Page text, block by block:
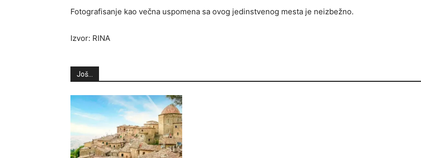
Fotografisanje kao večna uspomena sa ovog jedinstvenog mesta je neizbežno.
Izvor: RINA
Još...